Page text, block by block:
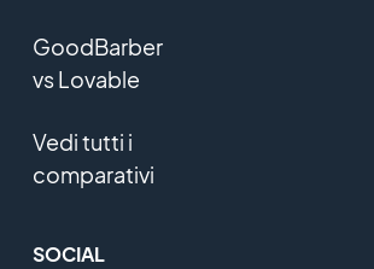
GoodBarber
vs Lovable
Vedi tutti i
comparativi
SOCIAL